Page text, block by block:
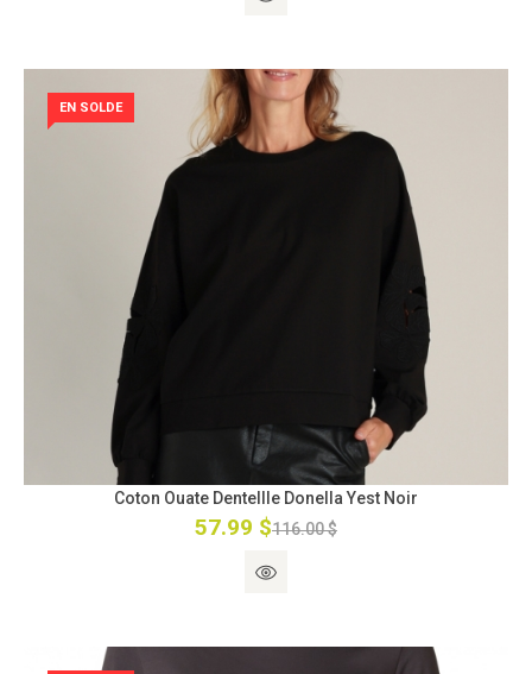
EN SOLDE
Coton Ouate Dentellle Donella Yest Noir
57.99 $116.00 $